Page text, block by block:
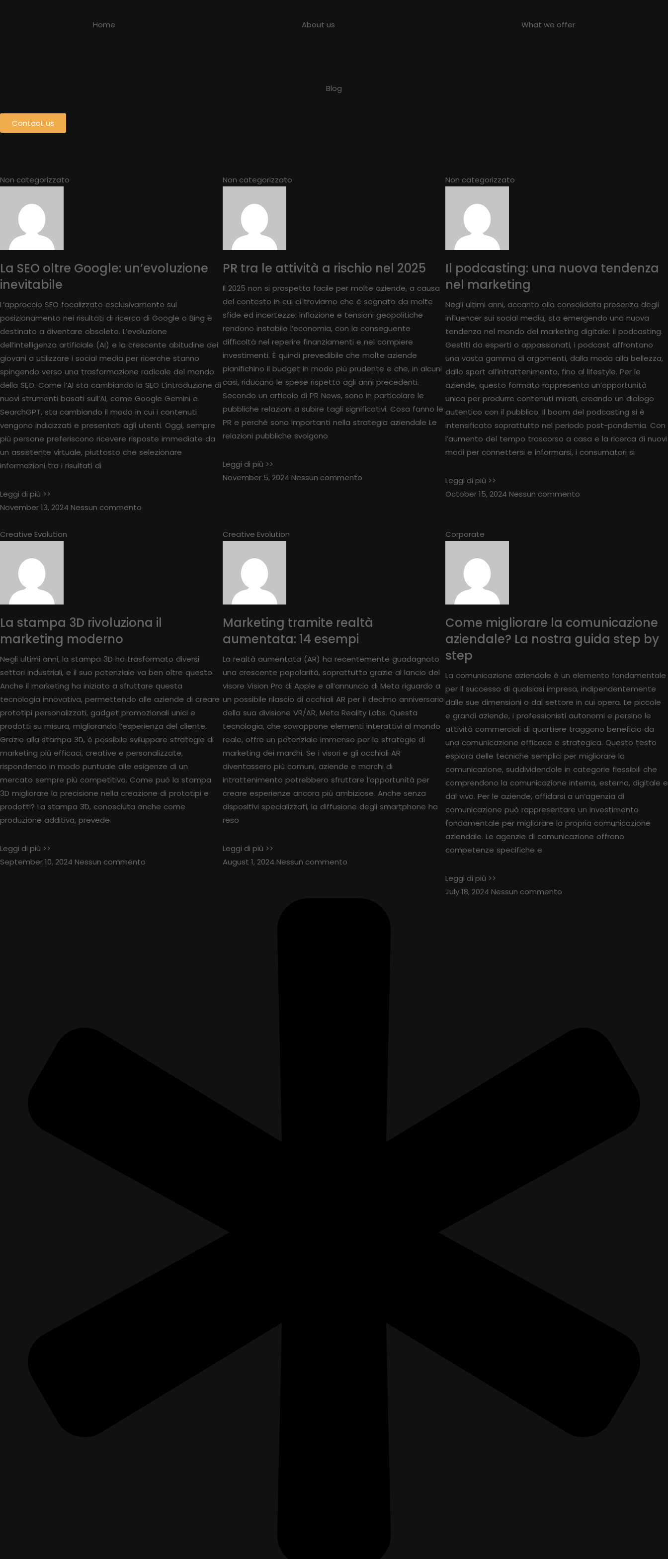
Home About us What we offer
Blog
Contact us
Non categorizzato
La SEO oltre Google: un’evoluzione
inevitabile
L’approccio SEO focalizzato esclusivamente sul
posizionamento nei risultati di ricerca di Google o Bing è
destinato a diventare obsoleto. L’evoluzione
dell’intelligenza artificiale (AI) e la crescente abitudine dei
giovani a utilizzare i social media per ricerche stanno
spingendo verso una trasformazione radicale del mondo
della SEO. Come l’AI sta cambiando la SEO L’introduzione di
nuovi strumenti basati sull’AI, come Google Gemini e
SearchGPT, sta cambiando il modo in cui i contenuti
vengono indicizzati e presentati agli utenti. Oggi, sempre
più persone preferiscono ricevere risposte immediate da
un assistente virtuale, piuttosto che selezionare
informazioni tra i risultati di
Leggi di più >>
November 13, 2024 Nessun commento
Non categorizzato
PR tra le attività a rischio nel 2025
Il 2025 non si prospetta facile per molte aziende, a causa
del contesto in cui ci troviamo che è segnato da molte
sfide ed incertezze: inflazione e tensioni geopolitiche
rendono instabile l’economia, con la conseguente
difficoltà nel reperire finanziamenti e nel compiere
investimenti. È quindi prevedibile che molte aziende
pianifichino il budget in modo più prudente e che, in alcuni
casi, riducano le spese rispetto agli anni precedenti.
Secondo un articolo di PR News, sono in particolare le
pubbliche relazioni a subire tagli significativi. Cosa fanno le
PR e perché sono importanti nella strategia aziendale Le
relazioni pubbliche svolgono
Leggi di più >>
November 5, 2024 Nessun commento
Non categorizzato
Il podcasting: una nuova tendenza
nel marketing
Negli ultimi anni, accanto alla consolidata presenza degli
influencer sui social media, sta emergendo una nuova
tendenza nel mondo del marketing digitale: il podcasting.
Gestiti da esperti o appassionati, i podcast affrontano
una vasta gamma di argomenti, dalla moda alla bellezza,
dallo sport all’intrattenimento, fino al lifestyle. Per le
aziende, questo formato rappresenta un’opportunità
unica per produrre contenuti mirati, creando un dialogo
autentico con il pubblico. Il boom del podcasting si è
intensificato soprattutto nel periodo post-pandemia. Con
l’aumento del tempo trascorso a casa e la ricerca di nuovi
modi per connettersi e informarsi, i consumatori si
Leggi di più >>
October 15, 2024 Nessun commento
Creative Evolution
La stampa 3D rivoluziona il
marketing moderno
Negli ultimi anni, la stampa 3D ha trasformato diversi
settori industriali, e il suo potenziale va ben oltre questo.
Anche il marketing ha iniziato a sfruttare questa
tecnologia innovativa, permettendo alle aziende di creare
prototipi personalizzati, gadget promozionali unici e
prodotti su misura, migliorando l’esperienza del cliente.
Grazie alla stampa 3D, è possibile sviluppare strategie di
marketing più efficaci, creative e personalizzate,
rispondendo in modo puntuale alle esigenze di un
mercato sempre più competitivo. Come può la stampa
3D migliorare la precisione nella creazione di prototipi e
prodotti? La stampa 3D, conosciuta anche come
produzione additiva, prevede
Leggi di più >>
September 10, 2024 Nessun commento
Creative Evolution
Marketing tramite realtà
aumentata: 14 esempi
La realtà aumentata (AR) ha recentemente guadagnato
una crescente popolarità, soprattutto grazie al lancio del
visore Vision Pro di Apple e all’annuncio di Meta riguardo a
un possibile rilascio di occhiali AR per il decimo anniversario
della sua divisione VR/AR, Meta Reality Labs. Questa
tecnologia, che sovrappone elementi interattivi al mondo
reale, offre un potenziale immenso per le strategie di
marketing dei marchi. Se i visori e gli occhiali AR
diventassero più comuni, aziende e marchi di
intrattenimento potrebbero sfruttare l’opportunità per
creare esperienze ancora più ambiziose. Anche senza
dispositivi specializzati, la diffusione degli smartphone ha
reso
Leggi di più >>
August 1, 2024 Nessun commento
Corporate
Come migliorare la comunicazione
aziendale? La nostra guida step by
step
La comunicazione aziendale è un elemento fondamentale
per il successo di qualsiasi impresa, indipendentemente
dalle sue dimensioni o dal settore in cui opera. Le piccole
e grandi aziende, i professionisti autonomi e persino le
attività commerciali di quartiere traggono beneficio da
una comunicazione efficace e strategica. Questo testo
esplora delle tecniche semplici per migliorare la
comunicazione, suddividendole in categorie flessibili che
comprendono la comunicazione interna, esterna, digitale e
dal vivo. Per le aziende, affidarsi a un’agenzia di
comunicazione può rappresentare un investimento
fondamentale per migliorare la propria comunicazione
aziendale. Le agenzie di comunicazione offrono
competenze specifiche e
Leggi di più >>
July 18, 2024 Nessun commento